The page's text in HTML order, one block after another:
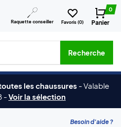
Raquette conseiller Favoris (0)
0
Panier
de marques, etc.
Recherche
les chaussures -Valable
-Voir la sélection
Besoin d'aide ?